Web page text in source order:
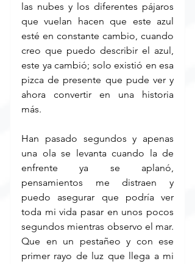
las nubes y los diferentes pájaros
que vuelan hacen que este azul
esté en constante cambio, cuando
creo que puedo describir el azul,
este ya cambió; solo existió en esa
pizca de presente que pude ver y
ahora convertir en una historia
más.
Han pasado segundos y apenas
una ola se levanta cuando la de
enfrente ya se aplanó,
pensamientos me distraen y
puedo asegurar que podría ver
toda mi vida pasar en unos pocos
segundos mientras observo el mar.
Que en un pestañeo y con ese
primer rayo de luz que llega a mi